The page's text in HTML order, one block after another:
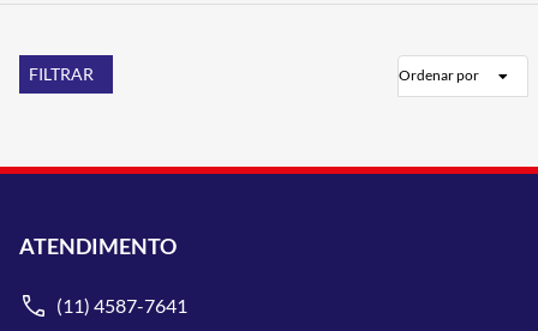
FILTRAR Ordenar por
ATENDIMENTO
(11) 4587-7641